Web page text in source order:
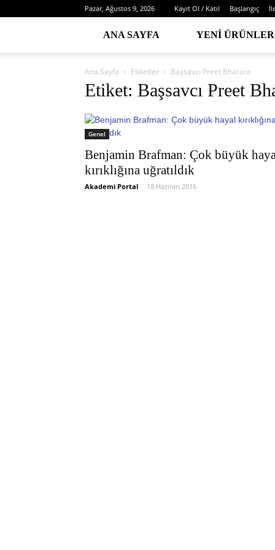
Pazar, Ağustos 9, 2026 Kayıt Ol / Katıl Başlangıç
ANA SAYFA YENI ÜRÜNLER
Ana Sayfa Etiketler Başsavcı Preet Bharara
Etiket: Başsavcı Preet
Genel
Benjamin Brafman: Çok büyük
kırıklığına uğratıldık
Akademi Portal - 18 Haziran 2016